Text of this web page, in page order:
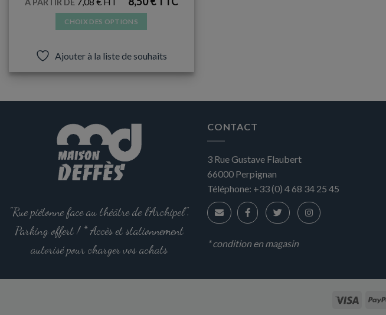
À PARTIR DE
CHOIX DES OPTIONS
plusieurs
Les
peuvent
être
choisies
sur
du
produit
Ajouter à la liste de souhaits
"Rue piétonne face au théâtre de l'Archipel".
Parking offert ! * Accès et stationnement
autorisé pour charger vos achats
CONTACT
3 Rue Gustave Flaubert
66000 Perpignan
Téléphone: +33 (0) 4 68 34 25 45
* condition en magasin